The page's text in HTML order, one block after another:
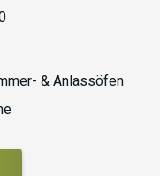
& Anlassöfen